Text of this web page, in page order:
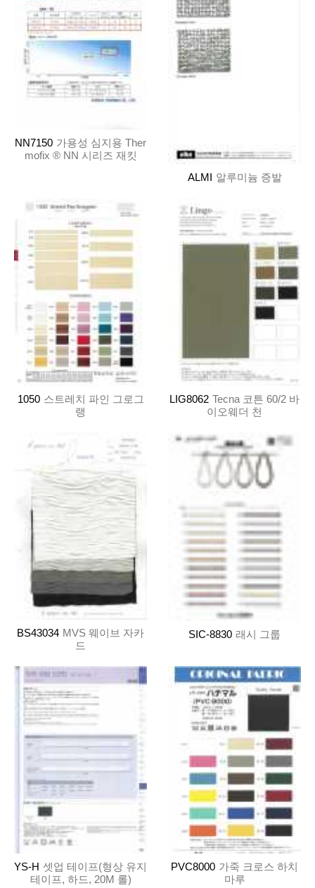
NN7150 가용성 심지용 Ther
mofix ® NN 시리즈 재킷
ALMI 알루미늄 증발
1050 스트레치 파인 그로그
랭
LIG8062 Tecna 코튼 60/2 바
이오웨더 천
BS43034 MVS 웨이브 자카
드
SIC-8830 래시 그룹
YS-H 셋업 테이프(형상 유지
테이프, 하드, 20M 롤)
PVC8000 가죽 크로스 하치
마루